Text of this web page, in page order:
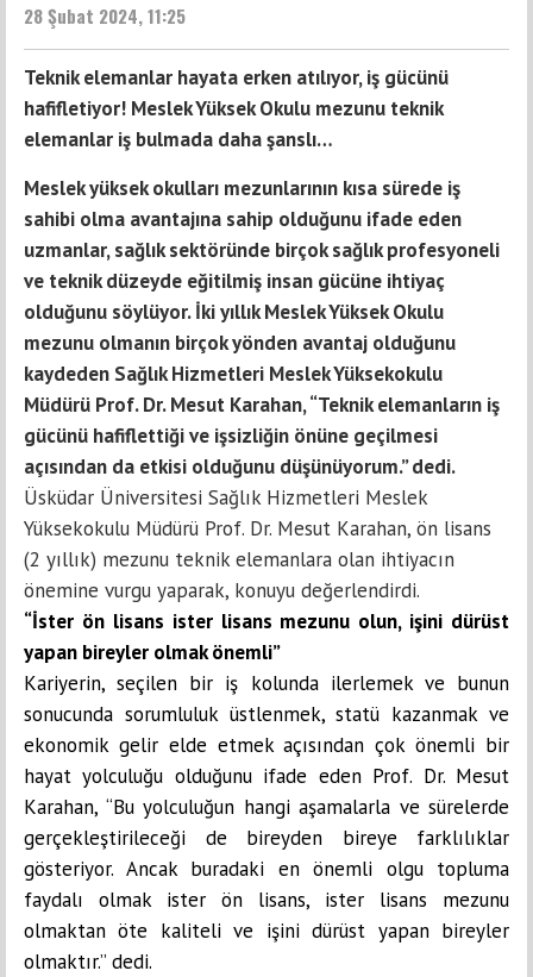
28 Şubat 2024, 11:25
Teknik elemanlar hayata erken atılıyor, iş gücünü
hafifletiyor! Meslek Yüksek Okulu mezunu teknik
elemanlar iş bulmada daha şanslı…
Meslek yüksek okulları mezunlarının kısa sürede iş
sahibi olma avantajına sahip olduğunu ifade eden
uzmanlar, sağlık sektöründe birçok sağlık profesyoneli
ve teknik düzeyde eğitilmiş insan gücüne ihtiyaç
olduğunu söylüyor. İki yıllık Meslek Yüksek Okulu
mezunu olmanın birçok yönden avantaj olduğunu
kaydeden Sağlık Hizmetleri Meslek Yüksekokulu
Müdürü Prof. Dr. Mesut Karahan, “Teknik elemanların iş
gücünü hafiflettiği ve işsizliğin önüne geçilmesi
açısından da etkisi olduğunu düşünüyorum.” dedi.
Üsküdar Üniversitesi Sağlık Hizmetleri Meslek
Yüksekokulu Müdürü Prof. Dr. Mesut Karahan, ön lisans
(2 yıllık) mezunu teknik elemanlara olan ihtiyacın
önemine vurgu yaparak, konuyu değerlendirdi.
“İster ön lisans ister lisans mezunu olun, işini dürüst
yapan bireyler olmak önemli”
Kariyerin, seçilen bir iş kolunda ilerlemek ve bunun
sonucunda sorumluluk üstlenmek, statü kazanmak ve
ekonomik gelir elde etmek açısından çok önemli bir
hayat yolculuğu olduğunu ifade eden Prof. Dr. Mesut
Karahan, “Bu yolculuğun hangi aşamalarla ve sürelerde
gerçekleştirileceği de bireyden bireye farklılıklar
gösteriyor. Ancak buradaki en önemli olgu topluma
faydalı olmak ister ön lisans, ister lisans mezunu
olmaktan öte kaliteli ve işini dürüst yapan bireyler
olmaktır.” dedi.